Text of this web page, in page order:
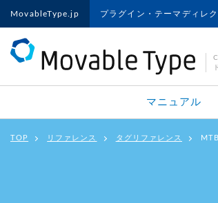
MovableType.jp プラグイン・テーマディレク
マニュアル
TOP リファレンス タグリファレンス